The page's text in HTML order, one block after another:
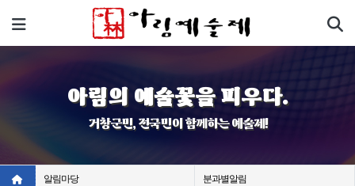
메뉴
아림의 예술꽃을 피우다.
거창군민, 전국민이 함께하는 예술제!
알림마당 분과별알림